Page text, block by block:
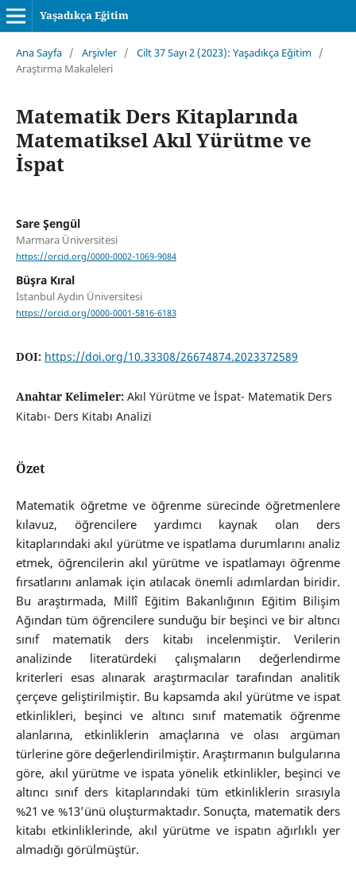
Yaşadıkça Eğitim
Ana Sayfa / Arşivler / Cilt 37 Sayı 2 (2023): Yaşadıkça Eğitim /
Araştırma Makaleleri
Matematik Ders Kitaplarında
Matematiksel Akıl Yürütme ve
İspat
Sare Şengül
Marmara Üniversitesi
https://orcid.org/0000-0002-1069-9084
Büşra Kıral
İstanbul Aydın Üniversitesi
https://orcid.org/0000-0001-5816-6183
DOI: https://doi.org/10.33308/26674874.2023372589
Anahtar Kelimeler: Akıl Yürütme ve İspat- Matematik Ders
Kitabı- Ders Kitabı Analizi
Özet
Matematik öğretme ve öğrenme sürecinde öğretmenlere
kılavuz, öğrencilere yardımcı kaynak olan ders
kitaplarındaki akıl yürütme ve ispatlama durumlarını analiz
etmek, öğrencilerin akıl yürütme ve ispatlamayı öğrenme
fırsatlarını anlamak için atılacak önemli adımlardan biridir.
Bu araştırmada, Millî Eğitim Bakanlığının Eğitim Bilişim
Ağından tüm öğrencilere sunduğu bir beşinci ve bir altıncı
sınıf matematik ders kitabı incelenmiştir. Verilerin
analizinde literatürdeki çalışmaların değerlendirme
kriterleri esas alınarak araştırmacılar tarafından analitik
çerçeve geliştirilmiştir. Bu kapsamda akıl yürütme ve ispat
etkinlikleri, beşinci ve altıncı sınıf matematik öğrenme
alanlarına, etkinliklerin amaçlarına ve olası argüman
türlerine göre değerlendirilmiştir. Araştırmanın bulgularına
göre, akıl yürütme ve ispata yönelik etkinlikler, beşinci ve
altıncı sınıf ders kitaplarındaki tüm etkinliklerin sırasıyla
%21 ve %13’ünü oluşturmaktadır. Sonuçta, matematik ders
kitabı etkinliklerinde, akıl yürütme ve ispatın ağırlıklı yer
almadığı görülmüştür.